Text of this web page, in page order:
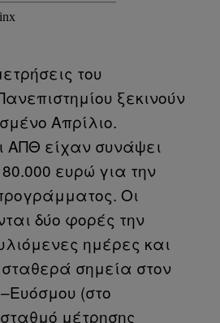
του
ξεκινούν
Απρίλιο.
ΑΠΘ είχαν συνάψει
ευρώ για την
Οι
δύο φορές την
ημέρες και
σημεία στον
(στο
μέτρησης